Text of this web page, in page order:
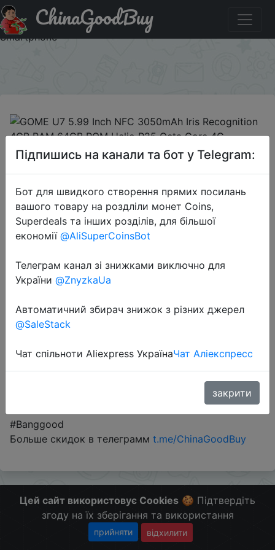
Знижка на GOME U7 5.99 Inch NFC 3050mAh Iris
Recognition 4GB RAM 64GB ROM Helio P25 Octa Core 4G
Smartphone
ChinaGoodBuy
2019-06-26
GOME U7 5.99 Inch NFC 3050mAh
Iris Recognition 4GB RAM 64GB
ROM Helio P25 Octa Core 4G
Smartphone
$89.99
Sale
Перейти до магазину
#Banggood
Больше скидок в телеграмм t.me/ChinaGoodBuy
Цей сайт використовує Cookies 🍪 Підтвердіть
згоду на їх зберігання та використання
прийняти відхилити
Підпишись на канали та бот у Telegram:
Бот для швидкого створення прямих посилань
вашого товару на роздліли монет Coins,
Superdeals та інших розділів, для більшої
економії @AliSuperCoinsBot
Телеграм канал зі знижками виключно для
України @ZnyzkaUa
Автоматичний збирач знижок з різних джерел
@SaleStack
Чат спільноти Aliexpress УкраїнаЧат Аліекспресс
закрити